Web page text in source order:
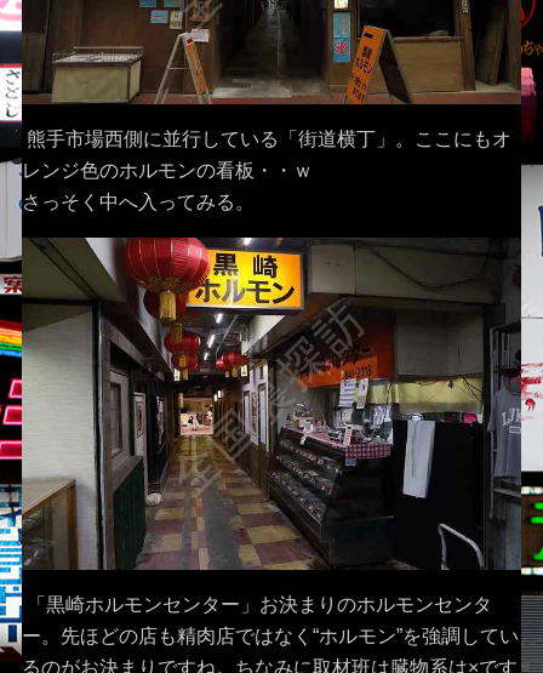
熊手市場西側に並行している「街道横丁」。ここにもオ
レンジ色のホルモンの看板・・ｗ
さっそく中へ入ってみる。
「黒崎ホルモンセンター」お決まりのホルモンセンタ
ー。先ほどの店も精肉店ではなく“ホルモン”を強調してい
るのがお決まりですね。ちなみに取材班は臓物系は×です